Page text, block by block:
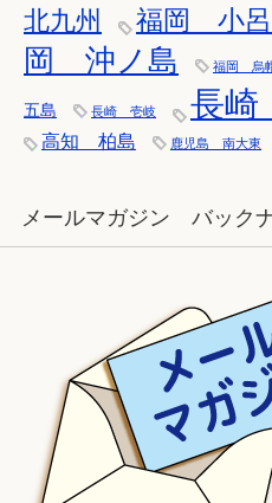
北九州
福岡 小
岡 沖ノ島
福岡 烏
五島 長崎 壱岐 長
高知 柏島 鹿児島 南大東
メールマガジン バック